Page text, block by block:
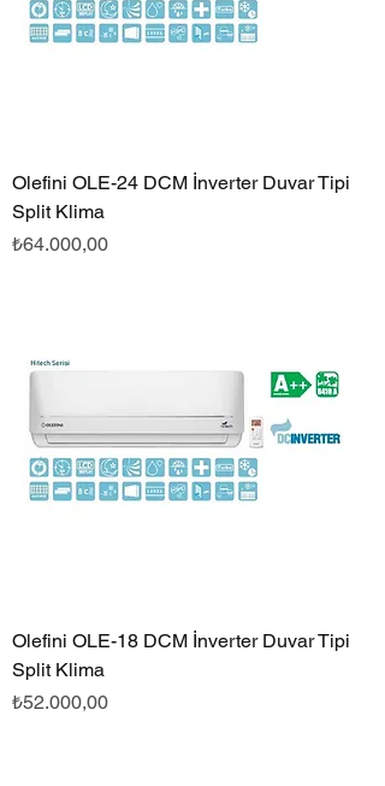
Olefini OLE-24 DCM İnverter Duvar Tipi
Split Klima
Fiyat
₺64.000,00
Olefini OLE-18 DCM İnverter Duvar Tipi
Split Klima
Fiyat
₺52.000,00